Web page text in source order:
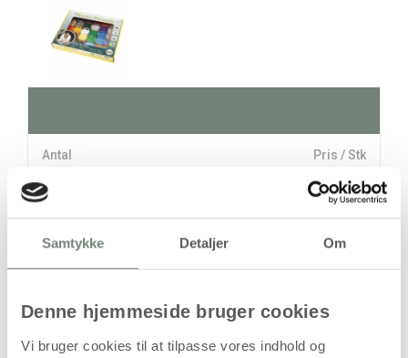
Samtykke Detaljer Om
Denne hjemmeside bruger cookies
Vi bruger cookies til at tilpasse vores indhold og
Antal Pris / Stk
1 stk 550,00 kr.
(440,00kr.ekskl. moms)